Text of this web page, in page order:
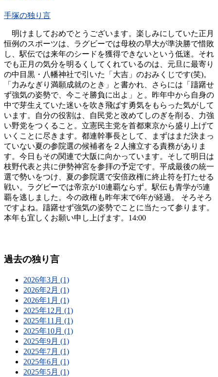
手塚の独り言
明けましておめでとうございます。楽しみにしていた正月
恒例のスポーツは、ラグビーでは母校の早大が準決勝で惜敗
し、駅伝では来年のシードを獲得できないという低迷。それ
でも正月の気分を明るくしてくれているのは、元旦に最寄り
の中目黒・八幡神社で引いた「大吉」のおみくじです(笑)。
「力みなぎり満願成就のとき」と書かれ、さらには「躊躇せ
ず強気の姿勢で、今こそ勝負に出よ」と。昨年中から自身の
中で芽生えていた迷いを吹き飛ばす勇気をもらった気がして
います。自分の役割は、自民党と改めてしのぎを削る、力強
い野党をつくること。立憲民主党を首都東京から盛り上げて
いくことに尽きます。都連幹事長として、まずはまだ決まっ
ていない夏の参院選の候補者を２人擁立する責務がありま
す。今日もその関連で大阪に向かっています。そして明日は
枝野代表と共に伊勢神宮を参拝の予定です。平成最後の統一
選で勢いをつけ、夏の参院選で安倍政権に終止符を打たせる
戦い。ラグビーでは帝京が10連覇ならず。駅伝も青学が5連
覇を逃しました。今の政権も昨年末で6年が経過。 そろそろ
ですよね。躊躇せず強気の姿勢でことに当たって参ります。
本年も宜しくお願い申し上げます。14:00
過去の独り言
2026年3月 (1)
2026年2月 (1)
2026年1月 (1)
2025年12月 (1)
2025年11月 (1)
2025年10月 (1)
2025年9月 (1)
2025年7月 (1)
2025年6月 (1)
2025年5月 (1)